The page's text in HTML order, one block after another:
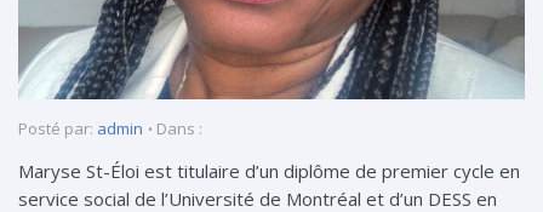
Posté par: admin Dans :
Maryse St-Éloi est titulaire d’un diplôme de premier cycle en
service social de l’Université de Montréal et d’un DESS en